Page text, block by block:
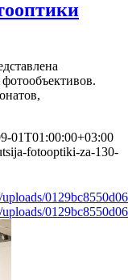
01T01:00:00+03:00
fotooptiki-za-130-